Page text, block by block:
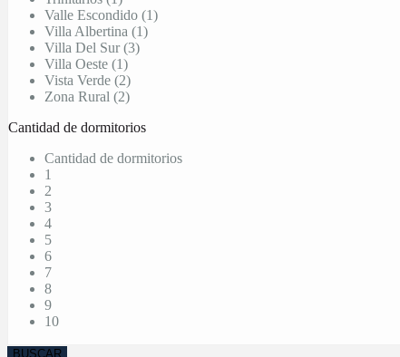
Valle Escondido (1)
Villa Albertina (1)
Villa Del Sur (3)
Villa Oeste (1)
Vista Verde (2)
Zona Rural (2)
Cantidad de dormitorios
Cantidad de dormitorios
1
2
3
4
5
6
7
8
9
10